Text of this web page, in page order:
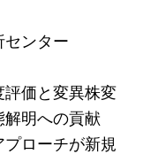
センター
評価と変異株変
解明への貢献
ローチが新規